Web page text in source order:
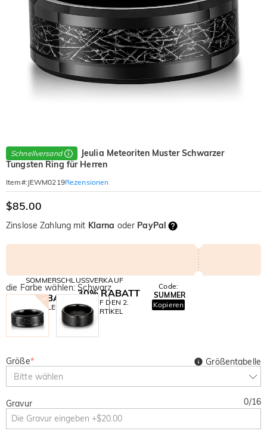
Schnellversand
Jeulia Meteoriten Muster Schwarzer
Tungsten Ring für Herren
Item#: JEWM0219Rezensionen
$85.00
Zinslose Zahlung mit Klarna oder PayPal
SOMMERSCHLUSSVERKAUF
10% RABATT
AUF ALLES
30% RABATT
AUF DEN 2.
ARTIKEL
Code:
SUMMER
Kopieren
die Farbe wählen: Schwarz
Größe*
Bitte wählen
Größentabelle
Gravur 0/16